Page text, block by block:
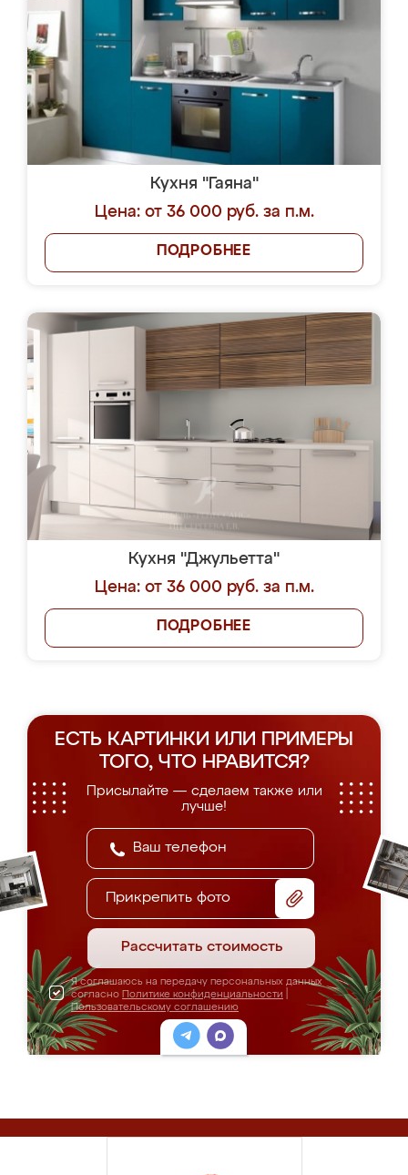
Кухня "Гаяна"
Цена: от 36 000 руб. за п.м.
ПОДРОБНЕЕ
Кухня "Джульетта"
Цена: от 36 000 руб. за п.м.
ПОДРОБНЕЕ
ЕСТЬ КАРТИНКИ ИЛИ ПРИМЕРЫ
ТОГО, ЧТО НРАВИТСЯ?
Присылайте — сделаем также или
лучше!
Прикрепить фото
Рассчитать стоимость
Я соглашаюсь на передачу персональных данных
согласно Политике конфиденциальности
Пользовательскому соглашению